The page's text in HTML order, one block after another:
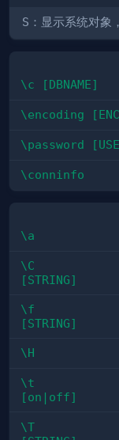
S ：显示系统对象，
\c [DBNAME]
\encoding
\password
\conninfo
\a
\C
[STRING]
\f
[STRING]
\H
\t
[on|off]
\T